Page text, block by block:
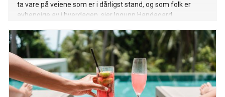
ta vare på veiene som er i dårligst stand, og som folk er
avhengige av i hverdagen, sier Ingunn Handagard,